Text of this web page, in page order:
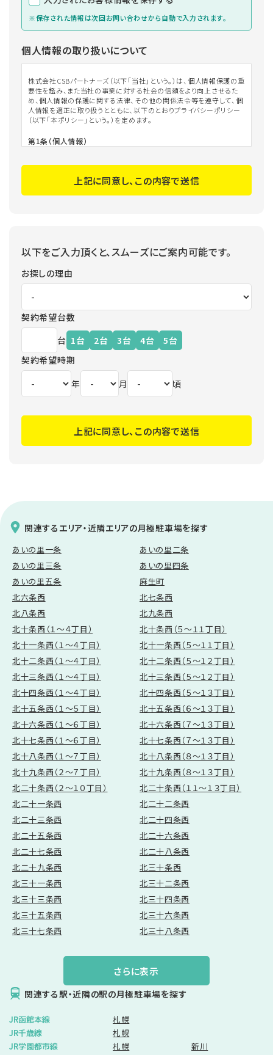
※保存された情報は次回お問い合わせから自動で入力されます。
個人情報の取り扱いについて
株式会社CSBパートナーズ（以下「当社」という。）は、個人情報保護の重
要性を鑑み、また当社の事業に対する社会の信頼をより向上させるた
め、個人情報の保護に関する法律、その他の関係法令等を遵守して、個
人情報を適正に取り扱うとともに、以下のとおりプライバシーポリシー
（以下「本ポリシー」という。）を定めます。
第1条（個人情報）
日、住所、電話番号、連絡先その他の記述等により特定の個人を識別で
当社は、ユーザーが利用登録をする際に氏名、生年月日、住所、電話番
番号などの個人情報をお尋ねすることがあります。また、ユーザーと提
を含みます。以下、｢提携先｣といいます。）などから収集することがあり
ます。
第3条（個人情報を収集・利用する目的）
当社が個人情報を収集・利用する目的は、以下のとおりです。
当社サービスの提供・運営のため
ユーザーからのお問い合わせに回答するため（本人確認を行うこと
利用規約に違反したユーザーや、不正・不当な目的でサービスを利用
しようとするユーザーの特定をし、ご利用をお断りするため
開発のための利用
第4条（利用目的の変更）
当社は、利用目的が変更前と関連性を有すると合理的に認められる場
合に限り、個人情報の利用目的を変更するものとします。
利用目的の変更を行った場合には、変更後の目的について、当社所定
の方法により、ユーザーに通知し、または本ウェブサイト上に公表する
ものとします。
第5条（個人情報の第三者提供）
となく、第三者に個人情報を提供することはありません。ただし、個人情
報保護法その他の法令で認められる場合を除きます。
人の生命、身体または財産の保護のために必要がある場合であって、
本人の同意を得ることが困難であるとき
公衆衛生の向上または児童の健全な育成の推進のために特に必要
がある場合であって、本人の同意を得ることが困難であるとき
定める事務を遂行することに対して協力する必要がある場合であっ
て、本人の同意を得ることにより当該事務の遂行に支障を及ぼすお
予め次の事項を告知あるいは公表し、かつ当社が個人情報保護委員
会に届出をしたとき
利用目的に第三者への提供を含むこと
第三者に提供されるデータの項目
第三者への提供の手段または方法
本人の求めに応じて個人情報の第三者への提供を停止すること
本人の求めを受け付ける方法
前項の定めにかかわらず、次に掲げる場合には、当該情報の提供先は
第三者に該当しないものとします。
当社が利用目的の達成に必要な範囲内において個人情報の取扱い
の全部または一部を委託する場合
合併その他の事由による事業の承継に伴って個人情報が提供される
場合
個人情報を特定の者との間で共同して利用する場合であって、その旨
並びに共同して利用される個人情報の項目、共同して利用する者の
任を有する者の氏名または名称について、あらかじめ本人に通知し、
または本人が容易に知り得る状態に置いた場合
第6条（個人情報の外部委託）
あります。なお、委託先における個人情報の取扱いについては当社が責
任を負います。
第7条（個人情報の訂正および削除）
上記に同意し、この内容で送信
以下をご入力頂くと、スムーズにご案内可能です。
お探しの理由
契約希望台数
台 1台 2台 3台 4台
5台
契約希望時期
年
月 頃
上記に同意し、この内容で送信
関連するエリア・近隣エリアの月極駐車場を探す
あいの里一条
あいの里二条
あいの里三条
あいの里四条
あいの里五条
麻生町
北六条西
北七条西
北八条西
北九条西
北十条西（１～４丁目）
北十条西（５～１１丁目）
北十一条西（１～４丁目）
北十一条西（５～１１丁目）
北十二条西（１～４丁目）
北十二条西（５～１２丁目）
北十三条西（１～４丁目）
北十三条西（５～１２丁目）
北十四条西（１～４丁目）
北十四条西（５～１３丁目）
北十五条西（１～５丁目）
北十五条西（６～１３丁目）
北十六条西（１～６丁目）
北十六条西（７～１３丁目）
北十七条西（１～６丁目）
北十七条西（７～１３丁目）
北十八条西（１～７丁目）
北十八条西（８～１３丁目）
北十九条西（２～７丁目）
北十九条西（８～１３丁目）
北二十条西（２～１０丁目）
北二十条西（１１～１３丁目）
北二十一条西
北二十二条西
北二十三条西
北二十四条西
北二十五条西
北二十六条西
北二十七条西
北二十八条西
北二十九条西
北三十条西
北三十一条西
北三十二条西
北三十三条西
北三十四条西
北三十五条西
北三十六条西
北三十七条西
北三十八条西
さらに表示
関連する駅・近隣の駅の月極駐車場を探す
JR函館本線
札幌
JR千歳線
札幌
JR学園都市線
札幌
新川